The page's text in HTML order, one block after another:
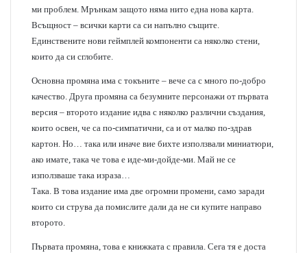
ми проблем. Мрънкам защото няма нито една нова карта.
Всъщност – всички карти са си напълно същите.
Единствените нови геймплей компоненти са няколко стени,
които да си сглобите.
Основна промяна има с токъните – вече са с много по-добро
качество. Друга промяна са безумните персонажи от първата
версия – второто издание идва с няколко различни създания,
които освен, че са по-симпатични, са и от малко по-здрав
картон. Но… така или иначе вие бихте използвали миниатюри,
ако имате, така че това е иде-ми-дойде-ми. Май не се
използваше така израза…
Така. В това издание има две огромни промени, само заради
които си струва да помислите дали да не си купите направо
второто.
Първата промяна, това е книжката с правила. Сега тя е доста